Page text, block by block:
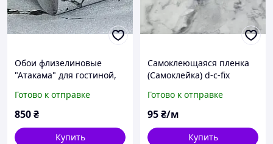
Обои флизелиновые
"Атакама" для гостиной,
1,06*10м
Готово к отправке
850₴
Купить
Самоклеющаяся пленка
(Самоклейка) d-c-fix
45см х 1м
Готово к отправке
95₴/м
Купить